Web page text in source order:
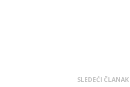
SLEDEĆI ČLANAK